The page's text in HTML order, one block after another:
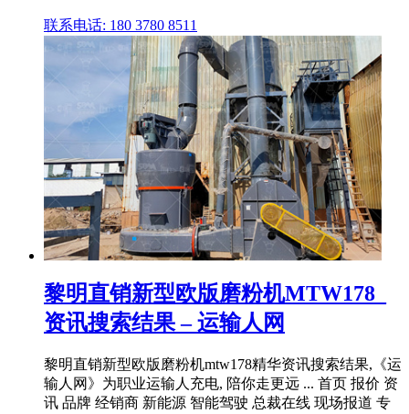
联系电话: 180 3780 8511
黎明直销新型欧版磨粉机MTW178_
资讯搜索结果 – 运输人网
黎明直销新型欧版磨粉机mtw178精华资讯搜索结果,《运
输人网》为职业运输人充电, 陪你走更远 ... 首页 报价 资
讯 品牌 经销商 新能源 智能驾驶 总裁在线 现场报道 专